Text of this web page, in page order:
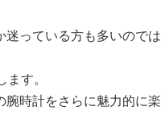
っている方も多いのでは
す。
時計をさらに魅力的に楽